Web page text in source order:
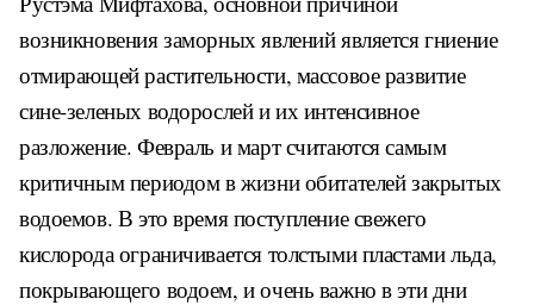
возникновения заморных явлений является гниение
отмирающей растительности, массовое развитие
сине-зеленых водорослей и их интенсивное
разложение. Февраль и март считаются самым
критичным периодом в жизни обитателей закрытых
водоемов. В это время поступление свежего
кислорода ограничивается толстыми пластами льда,
покрывающего водоем, и очень важно в эти дни